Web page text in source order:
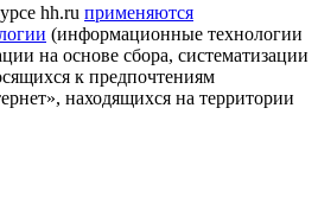
hh.ru применяются
(информационные технологии
на основе сбора, систематизации
к предпочтениям
находящихся на территории